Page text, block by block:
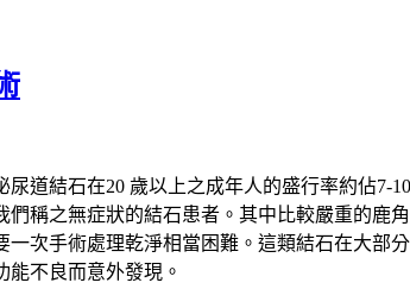
尿道結石在20 歲以上之成年人的盛行率約佔7-
稱之無症狀的結石患者。其中比較嚴重的鹿
次手術處理乾淨相當困難。這類結石在大部
不良而意外發現。